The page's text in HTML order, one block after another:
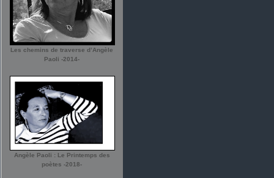
Les chemins de traverse d’Angèle
Paoli -2014-
Angèle Paoli : Le Printemps des
poètes -2018-